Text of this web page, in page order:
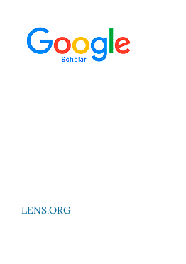
LENS.ORG